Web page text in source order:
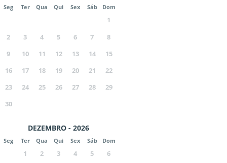
Seg Ter Qua Qui Sex Sáb Dom
1
2
3 4 5 6 7
8
9
10 11 12 13 14
15
16
17 18 19 20 21
22
23
24 25 26 27 28
29
30
DEZEMBRO - 2026
Seg Ter Qua Qui Sex Sáb Dom
1 2 3 4 5
6